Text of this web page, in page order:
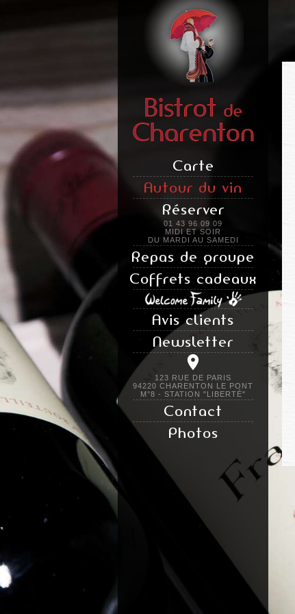
Carte
Autour du vin
Réserver
01 43 96 09 09
MIDI ET SOIR
DU MARDI AU SAMEDI
Repas de groupe
Coffrets cadeaux
Avis clients
Newsletter
123 RUE DE PARIS
94220 CHARENTON LE PONT
M°8 - STATION "LIBERTÉ"
Contact
Photos